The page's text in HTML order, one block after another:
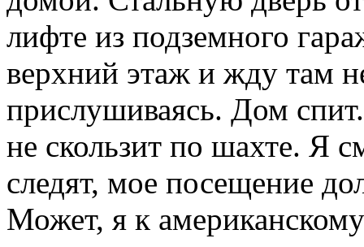
лифте из подземного
верхний этаж и жду там
прислушиваясь. Дом
не скользит по шахте. Я
следят, мое посещение
Может, я к